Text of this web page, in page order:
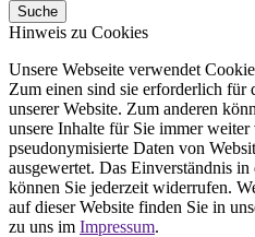
Suche
Hinweis zu Cookies
Unsere Webseite verwendet
Zum einen sind sie erforderlich für
unserer Website. Zum anderen
unsere Inhalte für Sie immer
pseudonymisierte Daten von
ausgewertet. Das Einverständnis
können Sie jederzeit widerrufen.
auf dieser Website finden Sie in
zu uns im Impressum.